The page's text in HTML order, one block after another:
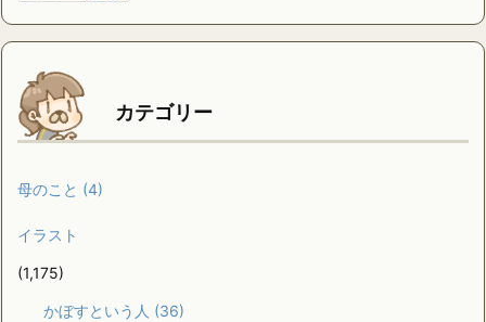
カテゴリー
母のこと (4)
イラスト
(1,175)
かぼすという人 (36)